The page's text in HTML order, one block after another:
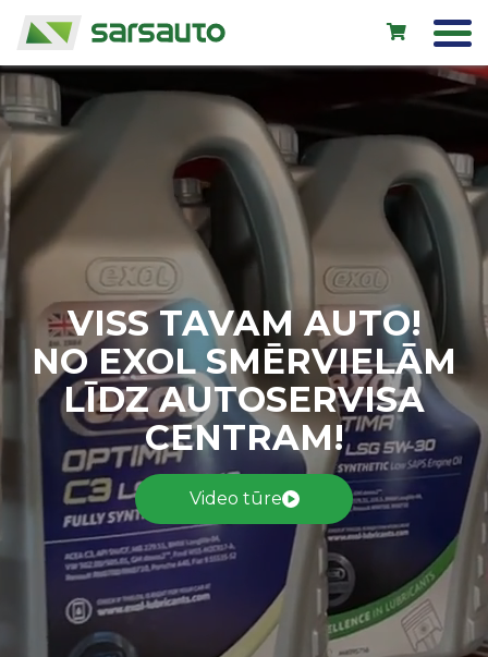
Exol eļļas
Autoserviss
Noma
Veikals
Jauni auto
Lietoti auto
Kontakti
VISS TAVAM AUTO!
NO EXOL SMĒRVIELĀM
LĪDZ AUTOSERVISA
CENTRAM!
Video tūre